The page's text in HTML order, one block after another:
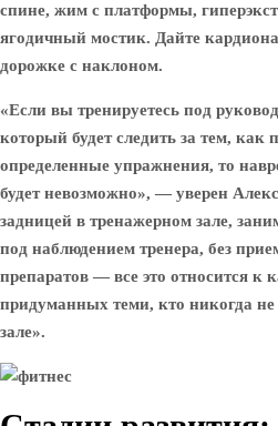
спине, жим с платформы,
ягодичный мостик. Дайте
дорожке с наклоном.
«Если вы тренируетесь под
который будет следить за тем,
определенные упражнения, то
будет невозможно», — уверен
задницей в тренажерном зале,
под наблюдением тренера, без
препаратов — все это относится к
придуманных теми, кто никогда
зале».